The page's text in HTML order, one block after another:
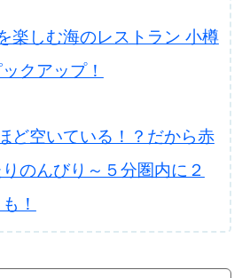
楽しむ海のレストラン 小樽
クアップ！
ど空いている！？だから赤
のんびり～５分圏内に２
！